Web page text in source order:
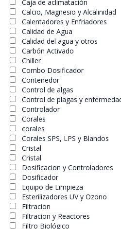
Caja de aclimatación
Calcio, Magnesio y Alcalinidad
Calentadores y Enfriadores
Calidad de Agua
Calidad del agua y otros
Carbón Activado
Chiller
Combo Dosificador
Contenedor
Control de algas
Control de plagas y
Controlador
Corales
corales
Corales SPS, LPS y Blandos
Cristal
Cristal
Dosificacion y Controladores
Dosificador
Equipo de Limpieza
Esterilizadores UV y Ozono
Filtracion
Filtracion y Reactores
Filtro Biológico